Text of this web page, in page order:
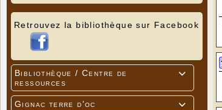
Retrouvez la bibliothèque sur Facebook

Bibliothèque / Centre de
ressources

Gignac terre d'oc